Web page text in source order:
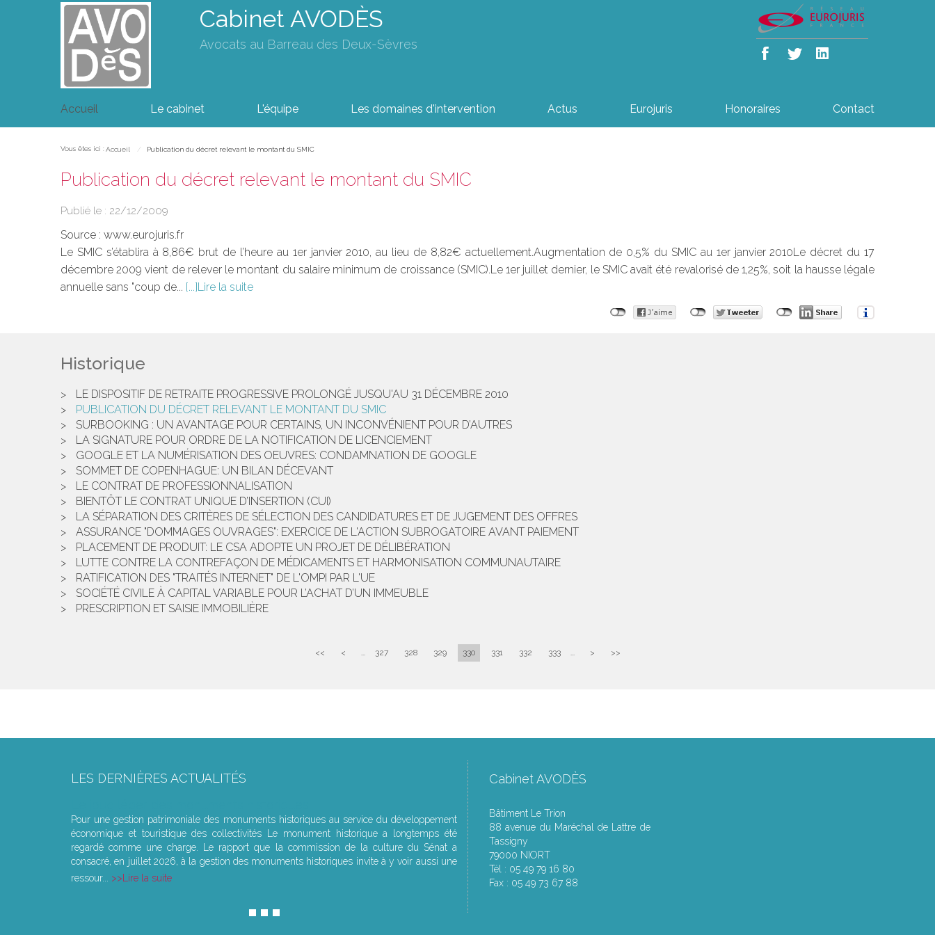
Cabinet AVODÈS
Avocats au Barreau des Deux-Sèvres
Accueil Le cabinet L'équipe Les domaines d'intervention Actus Eurojuris Honoraires Contact
Vous êtes ici : Accueil Publication du décret relevant le montant du SMIC
Publication du décret relevant le montant du SMIC
Publié le : 22/12/2009
Source : www.eurojuris.fr
Le SMIC s’établira à 8,86€ brut de l’heure au 1er janvier 2010, au lieu de 8,82€ actuellement.Augmentation de 0,5% du SMIC au 1er janvier 2010Le décret du 17
décembre 2009 vient de relever le montant du salaire minimum de croissance (SMIC).Le 1er juillet dernier, le SMIC avait été revalorisé de 1,25%, soit la hausse légale
annuelle sans "coup de...
Lire la suite
Historique
LE DISPOSITIF DE RETRAITE PROGRESSIVE PROLONGÉ JUSQU'AU 31 DÉCEMBRE 2010
PUBLICATION DU DÉCRET RELEVANT LE MONTANT DU SMIC
SURBOOKING : UN AVANTAGE POUR CERTAINS, UN INCONVÉNIENT POUR D’AUTRES
LA SIGNATURE POUR ORDRE DE LA NOTIFICATION DE LICENCIEMENT
GOOGLE ET LA NUMÉRISATION DES OEUVRES: CONDAMNATION DE GOOGLE
SOMMET DE COPENHAGUE: UN BILAN DÉCEVANT
LE CONTRAT DE PROFESSIONNALISATION
BIENTÔT LE CONTRAT UNIQUE D’INSERTION (CUI)
LA SÉPARATION DES CRITÈRES DE SÉLECTION DES CANDIDATURES ET DE JUGEMENT DES OFFRES
ASSURANCE "DOMMAGES OUVRAGES": EXERCICE DE L'ACTION SUBROGATOIRE AVANT PAIEMENT
PLACEMENT DE PRODUIT: LE CSA ADOPTE UN PROJET DE DÉLIBÉRATION
LUTTE CONTRE LA CONTREFAÇON DE MÉDICAMENTS ET HARMONISATION COMMUNAUTAIRE
RATIFICATION DES "TRAITÉS INTERNET" DE L'OMPI PAR L'UE
SOCIÉTÉ CIVILE À CAPITAL VARIABLE POUR L’ACHAT D’UN IMMEUBLE
PRESCRIPTION ET SAISIE IMMOBILIÈRE
<< < ... 327 328 329 330 331 332 333 ... > >>
LES DERNIÈRES ACTUALITÉS
Pour une gestion patrimoniale des monuments historiques au service du développement
économique et touristique des collectivités Le monument historique a longtemps été
regardé comme une charge. Le rapport que la commission de la culture du Sénat a
consacré, en juillet 2026, à la gestion des monuments historiques invite à y voir aussi une
ressour...
Lire la suite
Cabinet AVODÈS
Bâtiment Le Trion
88 avenue du Maréchal de Lattre de
Tassigny
79000 NIORT
Tél : 05 49 79 16 80
Fax : 05 49 73 67 88